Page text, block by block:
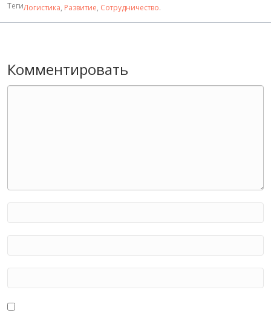
ТегиЛогистика, Развитие, Сотрудничество.
Комментировать